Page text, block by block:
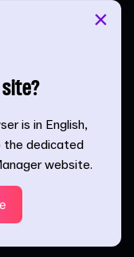
del fútbol, la cual
tus
mensajes de tu
pantalla de la
con nuestras
para tu
hay
con la
site?
is in English,
the dedicated
website.
×